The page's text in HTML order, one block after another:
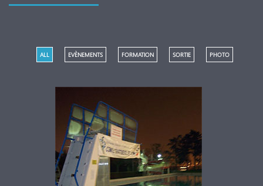
ALL EVÈNEMENTS FORMATION SORTIE PHOTO